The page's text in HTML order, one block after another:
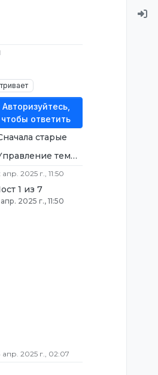
Авторизуйтесь,
чтобы ответить
старые
темой
апр. 2025 г., 11:50
1 из 7
2025 г., 11:50
апр. 2025 г., 02:07